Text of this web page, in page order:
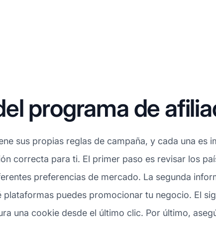
programa de
sus propias reglas de campaña, y cada una
correcta para ti. El primer paso es revisar los
preferencias de mercado. La segunda
plataformas puedes promocionar tu negocio. El
una cookie desde el último clic. Por último,